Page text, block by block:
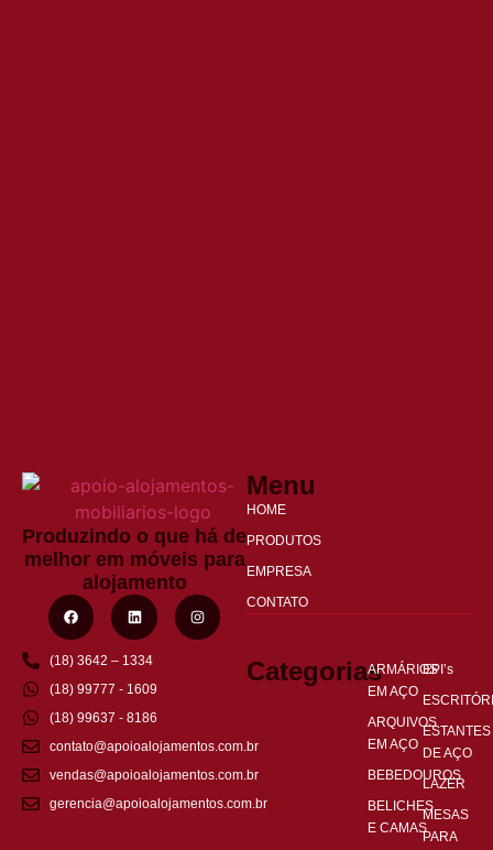
Produzindo o que há de
melhor em móveis para
alojamento
(18) 3642 – 1334
(18) 99777 - 1609
(18) 99637 - 8186
contato@apoioalojamentos.com.br
vendas@apoioalojamentos.com.br
gerencia@apoioalojamentos.com.br
Menu
HOME
PRODUTOS
EMPRESA
CONTATO
CategoriasARMÁRIOS
EM AÇO
ARQUIVOS
EM AÇO
BEBEDOUROS
BELICHES
E CAMAS
EPI’s
ESTANTES
DE AÇO
LAZER
MESAS
PARA